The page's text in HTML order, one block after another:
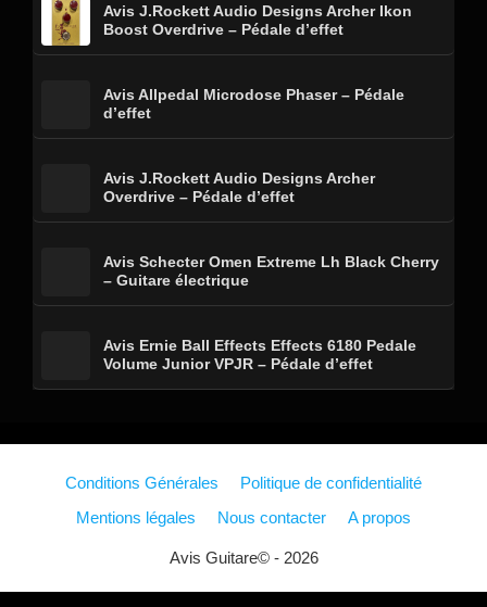
Avis J.Rockett Audio Designs Archer Ikon
Boost Overdrive – Pédale d’effet
Avis Allpedal Microdose Phaser – Pédale
d’effet
Avis J.Rockett Audio Designs Archer
Overdrive – Pédale d’effet
Avis Schecter Omen Extreme Lh Black Cherry
– Guitare électrique
Avis Ernie Ball Effects Effects 6180 Pedale
Volume Junior VPJR – Pédale d’effet
Conditions Générales
Politique de confidentialité
Mentions légales
Nous contacter A propos
Avis Guitare© - 2026